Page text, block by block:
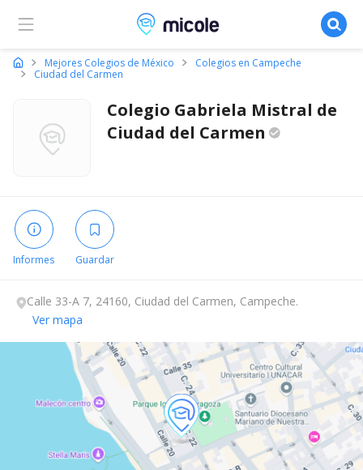
Micole, buscador de colegios
Mejores Colegios de México
Colegios en Campeche
Ciudad del Carmen
Colegio Gabriela Mistral de
Ciudad del Carmen
Informes Guardar
Calle 33-A 7, 24160, Ciudad del Carmen, Campeche.
Ver mapa